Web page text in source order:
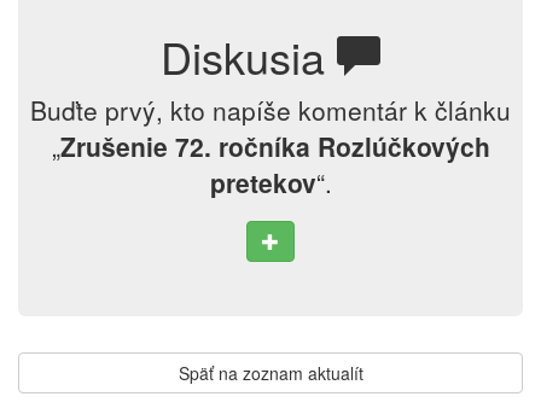
Diskusia
Buďte prvý, kto napíše komentár k článku
„Zrušenie 72. ročníka Rozlúčkových
pretekov“.
Späť na zoznam aktualít